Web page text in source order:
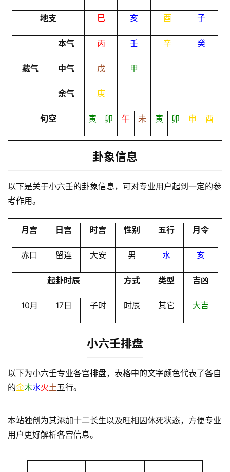
命
A
会
登录 注册
地支 巳 亥 酉 子
本气 丙 壬 辛 癸
藏气 中气 戊 甲
余气 庚
旬空 寅 卯 午 未 寅 卯 申 酉
卦象信息
以下是关于小六壬的卦象信息，可对专业用户起到一定的参
考作用。
月宫 日宫 时宫 性别 五行 月令
赤口 留连 大安 男 水 亥
起卦时辰 方式 类型 吉凶
10月 17日 子时 时辰 其它 大吉
小六壬排盘
以下为小六壬专业各宫排盘，表格中的文字颜色代表了各自
的金木水火土五行。
本站独创为其添加十二长生以及旺相囚休死状态，方便专业
用户更好解析各宫信息。